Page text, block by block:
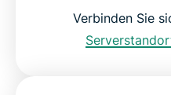
Verbinden Sie